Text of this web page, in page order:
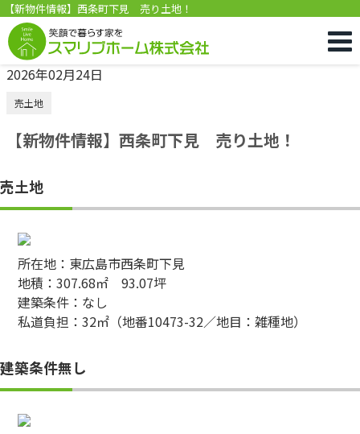
【新物件情報】西条町下見 売り土地！
2026年02月24日
売土地
【新物件情報】西条町下見 売り土地！
売土地
所在地：東広島市西条町下見
地積：307.68㎡ 93.07坪
建築条件：なし
私道負担：32㎡（地番10473-32／地目：雑種地）
建築条件無し